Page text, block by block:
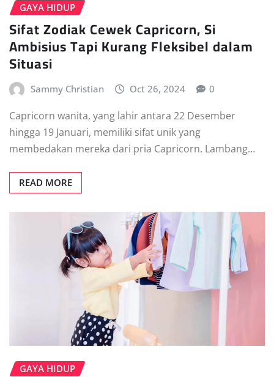
GAYA HIDUP
Sifat Zodiak Cewek Capricorn, Si
Ambisius Tapi Kurang Fleksibel dalam
Situasi
Sammy Christian Oct 26, 2024 0
Capricorn wanita, yang lahir antara 22 Desember
hingga 19 Januari, memiliki sifat unik yang
membedakan mereka dari pria Capricorn. Lambang…
READ MORE
GAYA HIDUP